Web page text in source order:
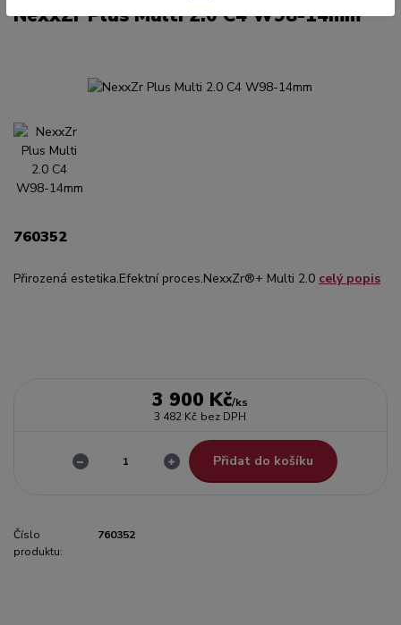
NexxZr Plus Multi 2.0 C4 W98-14mm
760352
Přirozená estetika.Efektní proces.NexxZr®+ Multi 2.0 celý popis
3 900 Kč/ks
3 482 Kč bez DPH
Přidat do košíku
Číslo
produktu:
760352